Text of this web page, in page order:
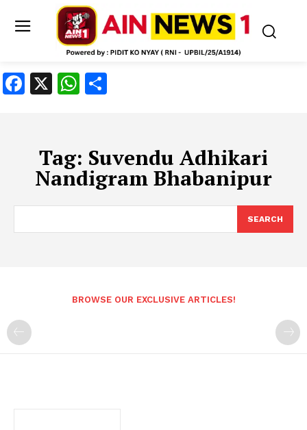
Facebook
X WhatsApp
Tag: Suvendu Adhikari
Nandigram Bhabanipur
SEARCH
BROWSE OUR EXCLUSIVE ARTICLES!